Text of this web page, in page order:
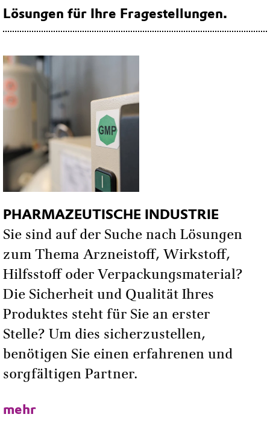
Kontaktformular
PHARMAANALYTIK
Dr. Tobias Maurer
Paul-Baumann-Straße 1
45772 Marl Germany
Telefon:
+49 2365 49 7923
Fax:
+49 2365 49 807923
SPEZIALCHEMIE UND REACH-
RELEVANTE
UNTERSUCHUNGEN
Dr. Hans-Bernhard
Mekelburger
Paul-Baumann-Straße 1
45772 Marl Germany
Fax:
Lösungen für Ihre Fragestellungen.
PHARMAZEUTISCHE INDUSTRIE
Sie sind auf der Suche nach Lösungen
zum Thema Arzneistoff, Wirkstoff,
Hilfsstoff oder Verpackungsmaterial?
Die Sicherheit und Qualität Ihres
Produktes steht für Sie an erster
Stelle? Um dies sicherzustellen,
benötigen Sie einen erfahrenen und
sorgfältigen Partner.
mehr